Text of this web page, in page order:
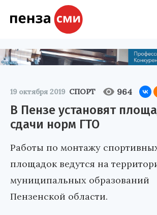
19 октября 2019 СПОРТ 964
В Пензе установят
сдачи норм ГТО
Работы по монтажу
площадок ведутся на
муниципальных образований
Пензенской области.